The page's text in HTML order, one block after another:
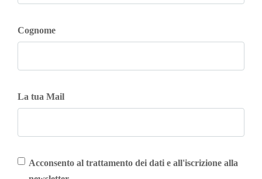
Cognome
La tua Mail
Acconsento al trattamento dei dati e all'iscrizione alla